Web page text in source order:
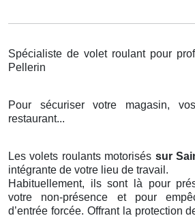
Spécialiste de volet roulant pour
Pellerin
Pour sécuriser votre magasin,
restaurant...
Les volets roulants motorisés sur
intégrante de votre lieu de travail.
Habituellement, ils sont là pour
votre non-présence et pour
d’entrée forcée. Offrant la protection